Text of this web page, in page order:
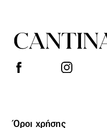
Όροι χρήσης